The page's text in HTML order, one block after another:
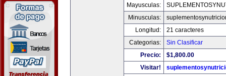
Mayusculas:
Minusculas:
Longitud:
21 caracteres
Categorias:
Sin Clasificar
Precio:
$1,800.00
Visitar!